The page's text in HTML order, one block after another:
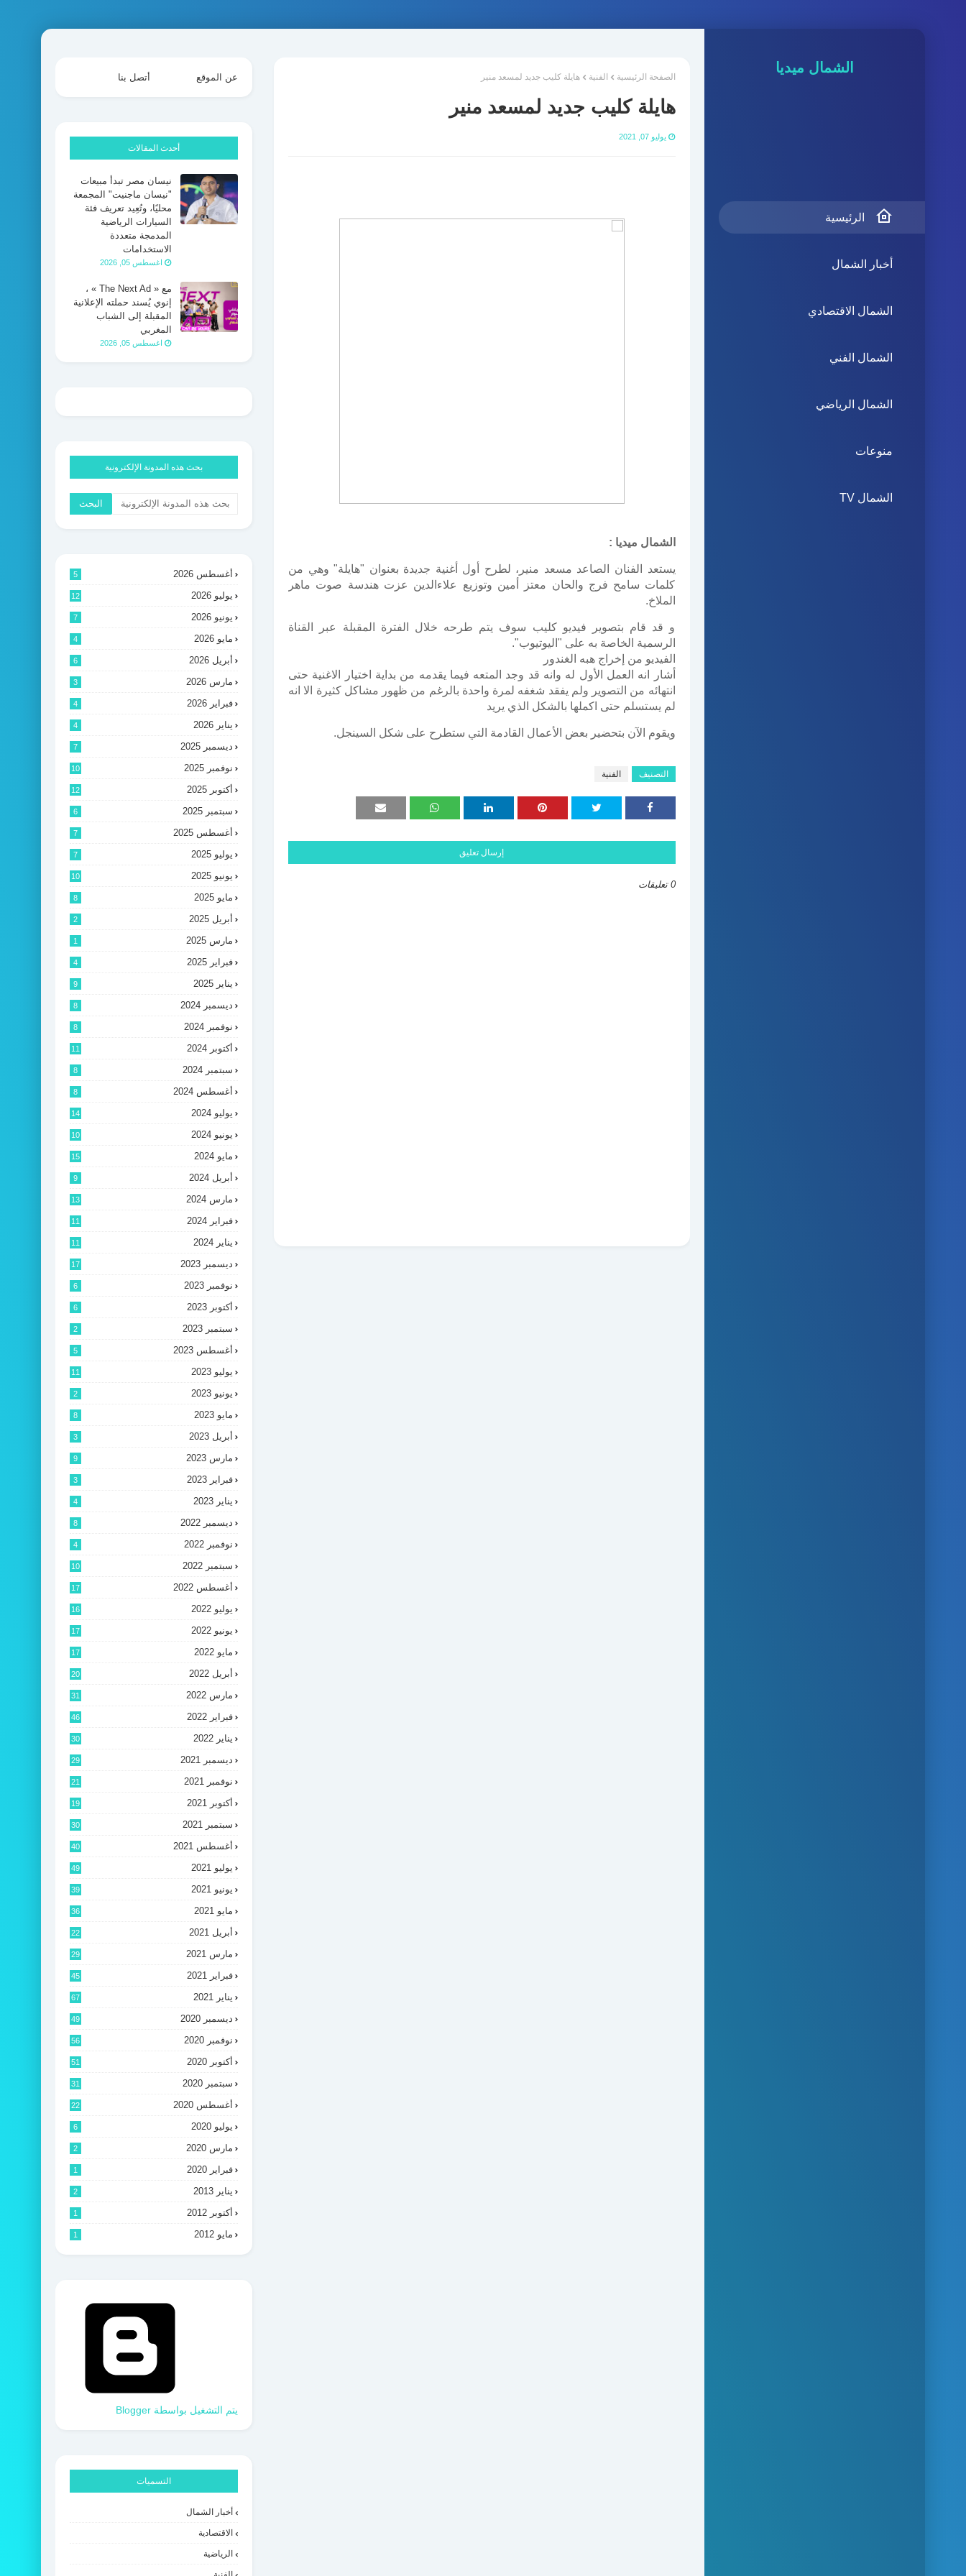
الشمال ميديا
الرئيسية
أخبار الشمال
الشمال الاقتصادي
الشمال الفني
الشمال الرياضي
منوعات
الشمال TV
الصفحة الرئيسية الفنية هايلة كليب جديد لمسعد منير
هايلة كليب جديد لمسعد منير
يوليو 07, 2021
الشمال ميديا :
يستعد الفنان الصاعد مسعد منير، لطرح أول أغنية جديدة بعنوان "هايلة" وهي من
كلمات سامح فرج والحان معتز أمين وتوزيع علاءالدين عزت هندسة صوت ماهر
الملاخ.
و قد قام بتصوير فيديو كليب سوف يتم طرحه خلال الفترة المقبلة عبر القناة
الرسمية الخاصة به على "اليوتيوب".
الفيديو من إخراج هبه الغندور
أشار انه العمل الأول له وانه قد وجد المتعه فيما يقدمه من بداية اختيار الاغنية حتى
انتهائه من التصوير ولم يفقد شغفه لمرة واحدة بالرغم من ظهور مشاكل كثيرة الا انه
لم يستسلم حتى اكملها بالشكل الذي يريد
ويقوم الآن بتحضير بعض الأعمال القادمة التي ستطرح على شكل السينجل.
التصنيف الفنية
إرسال تعليق
0 تعليقات
عن الموقع أتصل بنا
أحدث المقالات
نيسان مصر تبدأ مبيعات
"نيسان ماجنيت" المجمعة
محليًا، وتُعِيد تعريف فئة
السيارات الرياضية
المدمجة متعددة
الاستخدامات
اغسطس 05, 2026
مع « The Next Ad » ،
إنوي يُسند حملته الإعلانية
المقبلة إلى الشباب
المغربي
اغسطس 05, 2026
بحث هذه المدونة الإلكترونية
أغسطس 2026 5
يوليو 2026 12
يونيو 2026 7
مايو 2026 4
أبريل 2026 6
مارس 2026 3
فبراير 2026 4
يناير 2026 4
ديسمبر 2025 7
نوفمبر 2025 10
أكتوبر 2025 12
سبتمبر 2025 6
أغسطس 2025 7
يوليو 2025 7
يونيو 2025 10
مايو 2025 8
أبريل 2025 2
مارس 2025 1
فبراير 2025 4
يناير 2025 9
ديسمبر 2024 8
نوفمبر 2024 8
أكتوبر 2024 11
سبتمبر 2024 8
أغسطس 2024 8
يوليو 2024 14
يونيو 2024 10
مايو 2024 15
أبريل 2024 9
مارس 2024 13
فبراير 2024 11
يناير 2024 11
ديسمبر 2023 17
نوفمبر 2023 6
أكتوبر 2023 6
سبتمبر 2023 2
أغسطس 2023 5
يوليو 2023 11
يونيو 2023 2
مايو 2023 8
أبريل 2023 3
مارس 2023 9
فبراير 2023 3
يناير 2023 4
ديسمبر 2022 8
نوفمبر 2022 4
سبتمبر 2022 10
أغسطس 2022 17
يوليو 2022 16
يونيو 2022 17
مايو 2022 17
أبريل 2022 20
مارس 2022 31
فبراير 2022 46
يناير 2022 30
ديسمبر 2021 29
نوفمبر 2021 21
أكتوبر 2021 19
سبتمبر 2021 30
أغسطس 2021 40
يوليو 2021 49
يونيو 2021 39
مايو 2021 36
أبريل 2021 22
مارس 2021 29
فبراير 2021 45
يناير 2021 67
ديسمبر 2020 49
نوفمبر 2020 56
أكتوبر 2020 51
سبتمبر 2020 31
أغسطس 2020 22
يوليو 2020 6
مارس 2020 2
فبراير 2020 1
يناير 2013 2
أكتوبر 2012 1
مايو 2012 1
‏يتم التشغيل بواسطة Blogger
التسميات
أخبار الشمال
الاقتصادية
الرياضية